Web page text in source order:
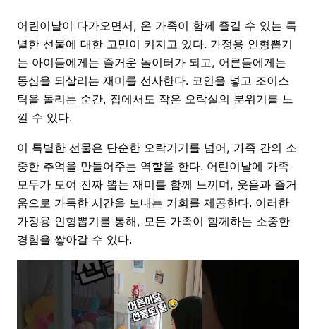
어린이날이 다가오면서, 온 가족이 함께 즐길 수 있는 특
별한 선물에 대한 고민이 커지고 있다. 가정용 인형뽑기
는 아이들에게는 즐거운 놀이터가 되고, 어른들에게는
동심을 되살리는 재미를 선사한다. 코인을 넣고 조이스
틱을 돌리는 순간, 집에서도 작은 오락실의 분위기를 느
낄 수 있다.
이 특별한 선물은 단순한 오락기기를 넘어, 가족 간의 소
중한 추억을 만들어주는 역할을 한다. 어린이날에 가족
모두가 모여 진짜 뽑는 재미를 함께 느끼며, 웃음과 즐거
움으로 가득한 시간을 보내는 기회를 제공한다. 이러한
가정용 인형뽑기를 통해, 모든 가족이 함께하는 소중한
경험을 쌓아갈 수 있다.